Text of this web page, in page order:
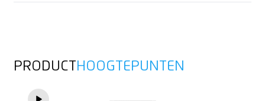
Geschikt voor promotionele opdruk
Rubber
PRODUCTHOOGTEPUNTEN